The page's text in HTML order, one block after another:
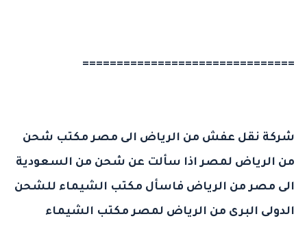
===============================
شركة نقل عفش من الرياض الى مصر مكتب شحن
من الرياض لمصراذا سألت عن شحن من السعودية
الى مصرمن الرياض فاسأل مكتب الشيماء للشحن
الدولى البرى من الرياض لمصر مكتب الشيماء